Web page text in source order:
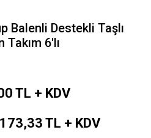
Balenli Destekli Taşlı
6'lı
TL + KDV
TL + KDV